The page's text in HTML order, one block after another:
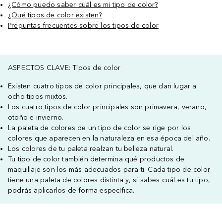
¿Cómo puedo saber cuál es mi tipo de color?
¿Qué tipos de color existen?
Preguntas frecuentes sobre los tipos de color
ASPECTOS CLAVE: Tipos de color
Existen cuatro tipos de color principales, que dan lugar a
ocho tipos mixtos.
Los cuatro tipos de color principales son primavera, verano,
otoño e invierno.
La paleta de colores de un tipo de color se rige por los
colores que aparecen en la naturaleza en esa época del año.
Los colores de tu paleta realzan tu belleza natural.
Tu tipo de color también determina qué productos de
maquillaje son los más adecuados para ti. Cada tipo de color
tiene una paleta de colores distinta y, si sabes cuál es tu tipo,
podrás aplicarlos de forma específica.